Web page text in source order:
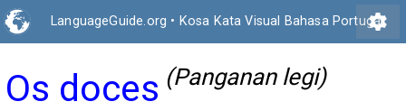
LanguageGuide.org • Kosa Kata Visual Bahasa Portugal
settings
Os doces (Panganan legi)